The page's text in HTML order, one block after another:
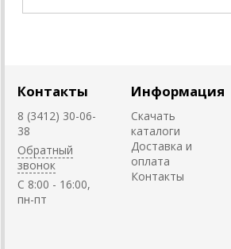
Контакты
8 (3412) 30-06-
38
Обратный
звонок
C 8:00 - 16:00,
пн-пт
Информация
Скачать
каталоги
Доставка и
оплата
Контакты